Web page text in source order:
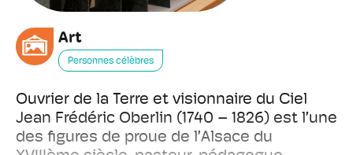
Art
Personnes célèbres
Ouvrier de la Terre et visionnaire du Ciel
Jean Frédéric Oberlin (1740 – 1826) est l’une
des figures de proue de l’Alsace du